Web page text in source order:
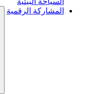
المشاركة الرقمية